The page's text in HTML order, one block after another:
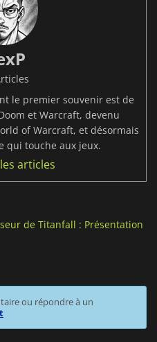
le premier souvenir est de
et Warcraft, devenu
of Warcraft, et désormais
qui touche aux jeux.
articles
de Titanfall : Présentation
ou répondre à un